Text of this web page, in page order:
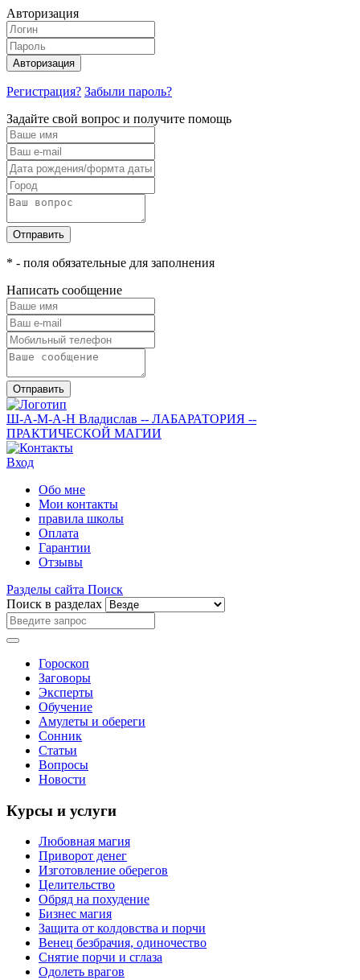
Авторизация
Авторизация
Регистрация? Забыли пароль?
Задайте свой вопрос и получите помощь
Отправить
* - поля обязательные для заполнения
Написать сообщение
Отправить
Ш-А-М-А-Н Владислав -- ЛАБАРАТОРИЯ --
ПРАКТИЧЕСКОЙ МАГИИ
Вход
Обо мне
Мои контакты
правила школы
Оплата
Гарантии
Отзывы
Разделы сайта Поиск
Поиск в разделах
Гороскоп
Заговоры
Эксперты
Обучение
Амулеты и обереги
Сонник
Статьи
Вопросы
Новости
Курсы и услуги
Любовная магия
Приворот денег
Изготовление оберегов
Целительство
Обряд на похудение
Бизнес магия
Защита от колдовства и порчи
Венец безбрачия, одиночество
Снятие порчи и сглаза
Одолеть врагов